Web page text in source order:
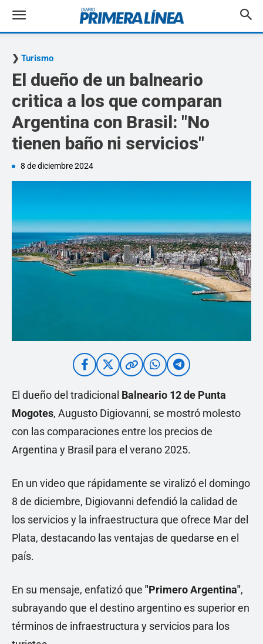
Turismo
El dueño de un balneario
critica a los que comparan
Argentina con Brasil: "No
tienen baño ni servicios"
8 de diciembre 2024
El dueño del tradicional Balneario 12 de Punta
Mogotes, Augusto Digiovanni, se mostró molesto
con las comparaciones entre los precios de
Argentina y Brasil para el verano 2025.
En un video que rápidamente se viralizó el domingo
8 de diciembre, Digiovanni defendió la calidad de
los servicios y la infraestructura que ofrece Mar del
Plata, destacando las ventajas de quedarse en el
país.
En su mensaje, enfatizó que "Primero Argentina",
subrayando que el destino argentino es superior en
términos de infraestructura y servicios para los